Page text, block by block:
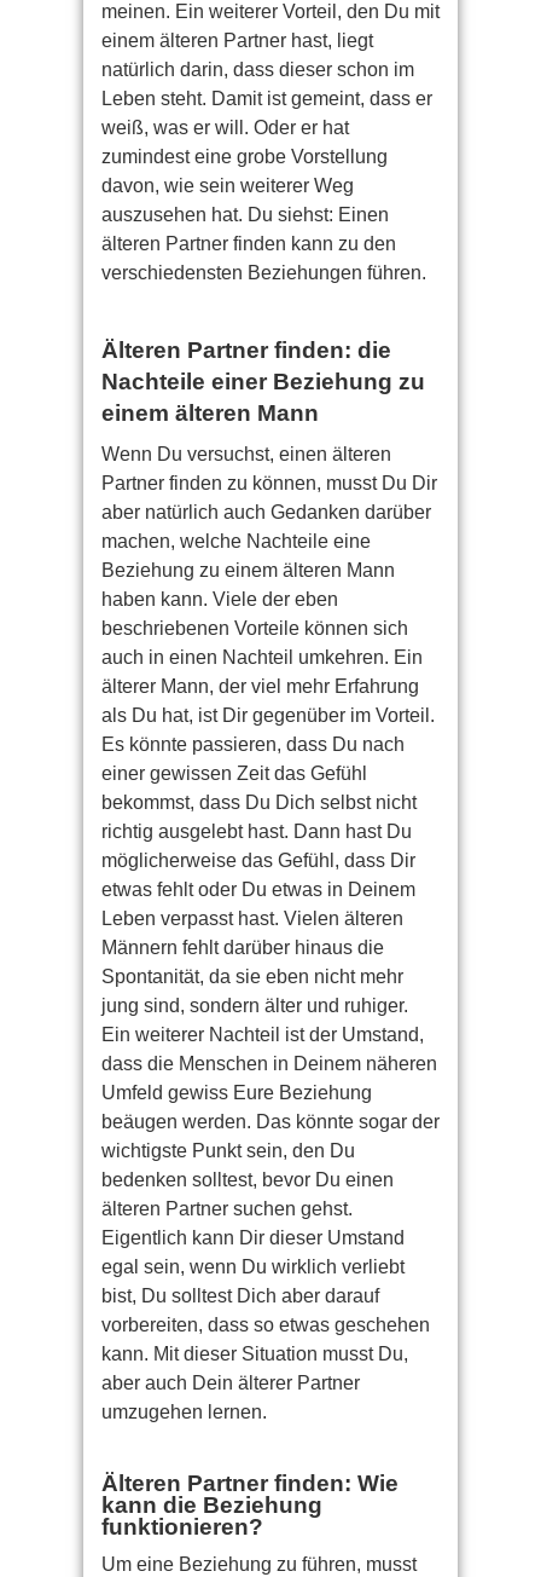
meinen. Ein weiterer Vorteil, den Du mit
einem älteren Partner hast, liegt
natürlich darin, dass dieser schon im
Leben steht. Damit ist gemeint, dass er
weiß, was er will. Oder er hat
zumindest eine grobe Vorstellung
davon, wie sein weiterer Weg
auszusehen hat. Du siehst: Einen
älteren Partner finden kann zu den
verschiedensten Beziehungen führen.
Älteren Partner finden: die
Nachteile einer Beziehung zu
einem älteren Mann
Wenn Du versuchst, einen älteren
Partner finden zu können, musst Du Dir
aber natürlich auch Gedanken darüber
machen, welche Nachteile eine
Beziehung zu einem älteren Mann
haben kann. Viele der eben
beschriebenen Vorteile können sich
auch in einen Nachteil umkehren. Ein
älterer Mann, der viel mehr Erfahrung
als Du hat, ist Dir gegenüber im Vorteil.
Es könnte passieren, dass Du nach
einer gewissen Zeit das Gefühl
bekommst, dass Du Dich selbst nicht
richtig ausgelebt hast. Dann hast Du
möglicherweise das Gefühl, dass Dir
etwas fehlt oder Du etwas in Deinem
Leben verpasst hast. Vielen älteren
Männern fehlt darüber hinaus die
Spontanität, da sie eben nicht mehr
jung sind, sondern älter und ruhiger.
Ein weiterer Nachteil ist der Umstand,
dass die Menschen in Deinem näheren
Umfeld gewiss Eure Beziehung
beäugen werden. Das könnte sogar der
wichtigste Punkt sein, den Du
bedenken solltest, bevor Du einen
älteren Partner suchen gehst.
Eigentlich kann Dir dieser Umstand
egal sein, wenn Du wirklich verliebt
bist, Du solltest Dich aber darauf
vorbereiten, dass so etwas geschehen
kann. Mit dieser Situation musst Du,
aber auch Dein älterer Partner
umzugehen lernen.
Älteren Partner finden: Wie
kann die Beziehung
funktionieren?
Um eine Beziehung zu führen, musst